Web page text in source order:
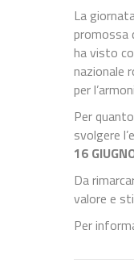
La
promossa
ha visto
nazionale
per
Per
svolgere
16
Da
valore e
Per